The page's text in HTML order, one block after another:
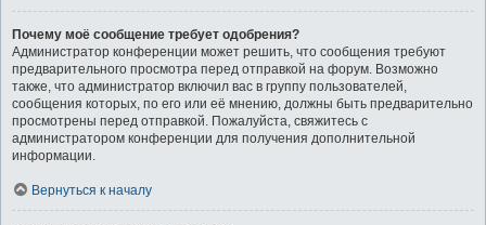
Почему моё сообщение требует одобрения?
Администратор конференции может решить, что сообщения требуют
предварительного просмотра перед отправкой на форум. Возможно
также, что администратор включил вас в группу пользователей,
сообщения которых, по его или её мнению, должны быть предварительно
просмотрены перед отправкой. Пожалуйста, свяжитесь с
администратором конференции для получения дополнительной
информации.
Вернуться к началу